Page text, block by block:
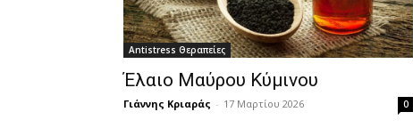
Antistress Θεραπείες
Έλαιο Μαύρου Κύμινου
Γιάννης Κριαράς - 17 Μαρτίου 2026 0